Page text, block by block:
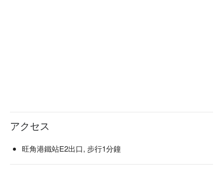
アクセス
旺角港鐵站E2出口, 步行1分鐘